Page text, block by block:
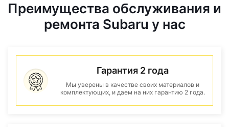
Преимущества обслуживания и
ремонта Subaru у нас
Гарантия 2 года
Мы уверены в качестве своих материалов и
комплектующих, и даем на них гарантию 2 года.